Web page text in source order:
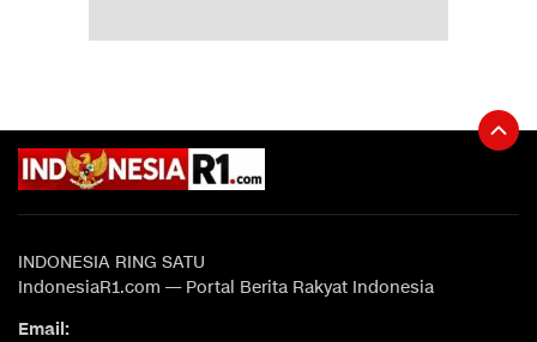
INDONESIA RING SATU
IndonesiaR1.com — Portal Berita Rakyat Indonesia
Email: